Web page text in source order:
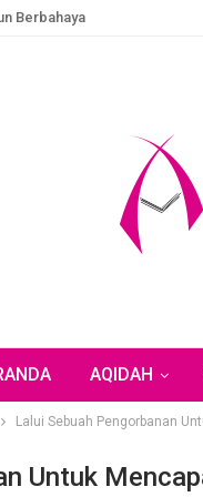
Berbahaya
AQIDAH
Lalui Sebuah Pengorbanan
Untuk